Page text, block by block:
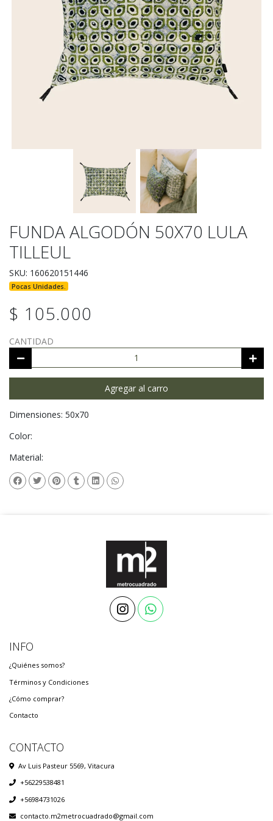
FUNDA ALGODÓN 50X70 LULA
TILLEUL
SKU: 160620151446
Pocas Unidades.
$ 105.000
CANTIDAD
Agregar al carro
Dimensiones: 50x70
Color:
Material:
INFO
¿Quiénes somos?
Términos y Condiciones
¿Cómo comprar?
Contacto
CONTACTO
Av Luis Pasteur 5569, Vitacura
+56229538481
+56984731026
contacto.m2metrocuadrado@gmail.com